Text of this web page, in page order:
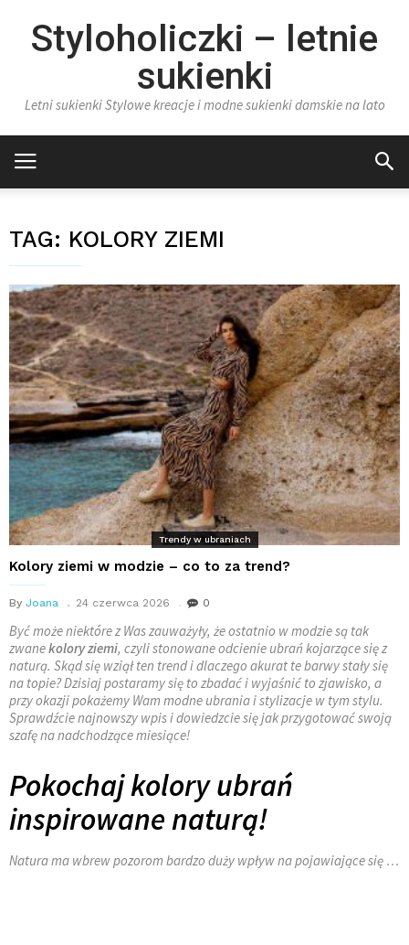
Styloholiczki – letnie
sukienki
Letni sukienki Stylowe kreacje i modne sukienki damskie na lato
TAG: KOLORY ZIEMI
Trendy w ubraniach
Kolory ziemi w modzie – co to za trend?
By Joana 24 czerwca 2026 0
Być może niektóre z Was zauważyły, że ostatnio w modzie są tak
zwanekolory ziemi, czyli stonowane odcienie ubrań kojarzące się z
naturą. Skąd się wziął ten trend i dlaczego akurat te barwy stały się
na topie? Dzisiaj postaramy się to zbadać i wyjaśnić to zjawisko, a
przy okazji pokażemy Wam modne ubrania i stylizacje w tym stylu.
Sprawdźcie najnowszy wpis i dowiedzcie się jak przygotować swoją
szafę na nadchodzące miesiące!
Pokochaj kolory ubrań
inspirowane naturą!
Natura ma wbrew pozorom bardzo duży wpływ na pojawiające się …